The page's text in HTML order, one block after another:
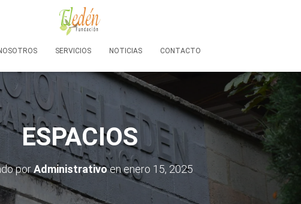
SERVICIOS NOTICIAS CONTACTO
ESPACIOS
porAdministrativoenenero 15, 2025